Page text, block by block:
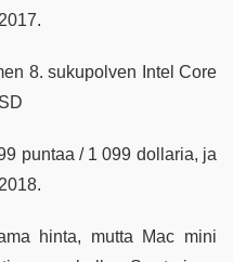
8. sukupolven Intel Core
puntaa / 1 099 dollaria, ja
hinta, mutta Mac mini